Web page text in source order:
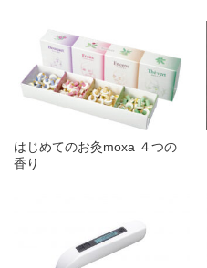
はじめてのお灸moxa ４つの
香り